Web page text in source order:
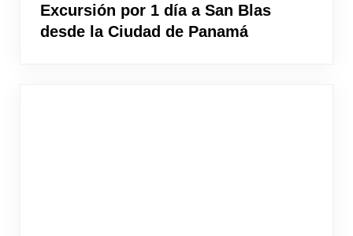
Excursión por 1 día a San Blas
desde la Ciudad de Panamá